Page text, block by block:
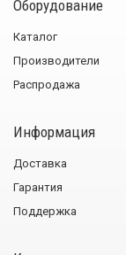
Оборудование
Каталог
Производители
Распродажа
Информация
Доставка
Гарантия
Поддержка